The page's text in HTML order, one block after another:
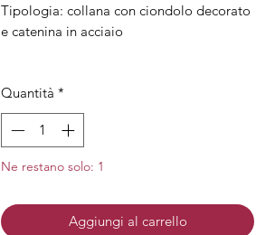
Tipologia: collana con ciondolo decorato
e catenina in acciaio
Lunghezza catena 50cm
Materiale: Acciaio anallergico e senza
Quantità *
Ne restano solo: 1
Aggiungi al carrello